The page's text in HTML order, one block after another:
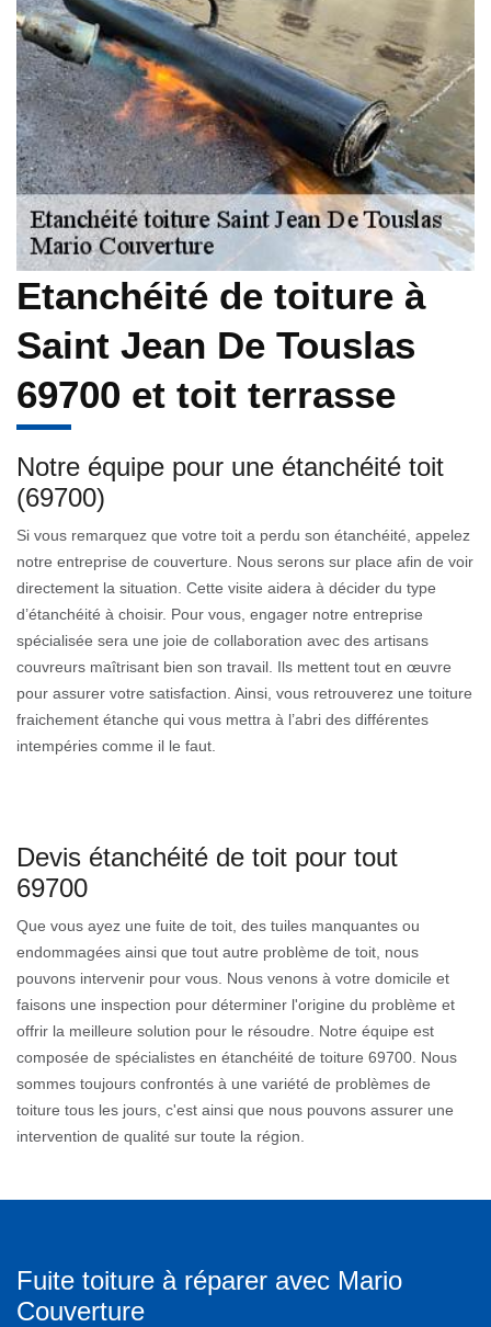
Etanchéité de toiture à
Saint Jean De Touslas
69700 et toit terrasse
Notre équipe pour une étanchéité toit
(69700)
Si vous remarquez que votre toit a perdu son étanchéité, appelez
notre entreprise de couverture. Nous serons sur place afin de voir
directement la situation. Cette visite aidera à décider du type
d’étanchéité à choisir. Pour vous, engager notre entreprise
spécialisée sera une joie de collaboration avec des artisans
couvreurs maîtrisant bien son travail. Ils mettent tout en œuvre
pour assurer votre satisfaction. Ainsi, vous retrouverez une toiture
fraichement étanche qui vous mettra à l’abri des différentes
intempéries comme il le faut.
Devis étanchéité de toit pour tout
69700
Que vous ayez une fuite de toit, des tuiles manquantes ou
endommagées ainsi que tout autre problème de toit, nous
pouvons intervenir pour vous. Nous venons à votre domicile et
faisons une inspection pour déterminer l'origine du problème et
offrir la meilleure solution pour le résoudre. Notre équipe est
composée de spécialistes en étanchéité de toiture 69700. Nous
sommes toujours confrontés à une variété de problèmes de
toiture tous les jours, c'est ainsi que nous pouvons assurer une
intervention de qualité sur toute la région.
Fuite toiture à réparer avec Mario
Couverture